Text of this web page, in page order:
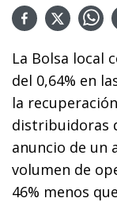
La Bolsa local
del 0,64% en
la
distribuidoras
anuncio de un
volumen de
46% menos